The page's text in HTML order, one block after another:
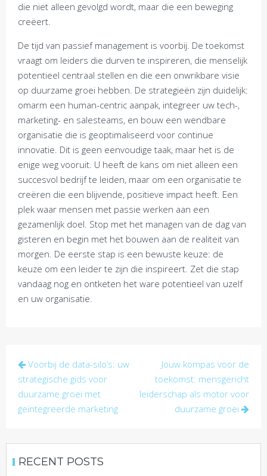
die niet alleen gevolgd wordt, maar die een beweging
creëert.
De tijd van passief management is voorbij. De toekomst
vraagt om leiders die durven te inspireren, die menselijk
potentieel centraal stellen en die een onwrikbare visie
op duurzame groei hebben. De strategieën zijn duidelijk:
omarm een human-centric aanpak, integreer uw tech-,
marketing- en salesteams, en bouw een wendbare
organisatie die is geoptimaliseerd voor continue
innovatie. Dit is geen eenvoudige taak, maar het is de
enige weg vooruit. U heeft de kans om niet alleen een
succesvol bedrijf te leiden, maar om een organisatie te
creëren die een blijvende, positieve impact heeft. Een
plek waar mensen met passie werken aan een
gezamenlijk doel. Stop met het managen van de dag van
gisteren en begin met het bouwen aan de realiteit van
morgen. De eerste stap is een bewuste keuze: de
keuze om een leider te zijn die inspireert. Zet die stap
vandaag nog en ontketen het ware potentieel van uzelf
en uw organisatie.
Post
navigation
Voorbij de data-silo’s: uw
strategische gids voor
duurzame groei met
geïntegreerde marketing
Jouw kompas voor de
toekomst: mensgericht
leiderschap als motor voor
duurzame groei
RECENT POSTS